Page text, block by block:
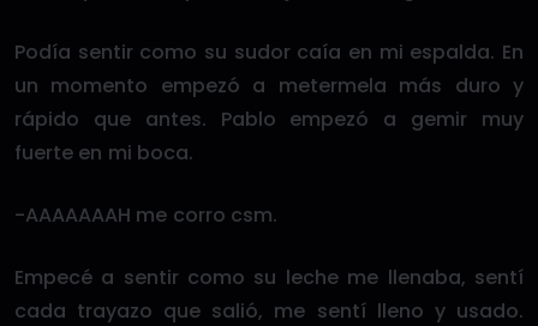
Podía sentir como su sudor caía en mi espalda. En
un momento empezó a metermela más duro y
rápido que antes. Pablo empezó a gemir muy
fuerte en mi boca.
-AAAAAAAH me corro csm.
Empecé a sentir como su leche me llenaba, sentí
cada trayazo que salió, me sentí lleno y usado.